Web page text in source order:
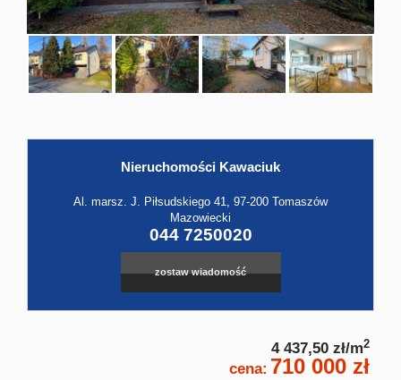
Nieruchomości Kawaciuk
Al. marsz. J. Piłsudskiego 41, 97-200 Tomaszów
Mazowiecki
044 7250020
zostaw wiadomość
4 437,50 zł/m2
cena: 710 000 zł